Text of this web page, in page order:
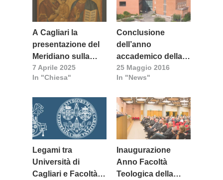
A Cagliari la
presentazione del
Meridiano sulla
mistica cristiana:
un viaggio tra terra
7 Aprile 2025
In "Chiesa"
Conclusione
dell’anno
accademico della
Facoltà teologica
25 Maggio 2016
In "News"
Legami tra
Università di
Cagliari e Facoltà
Inaugurazione
Anno Facoltà
Teologica della